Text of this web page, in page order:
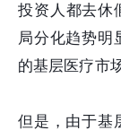
投资人都去
局分化趋势明
的基层医疗市
但是，由于基